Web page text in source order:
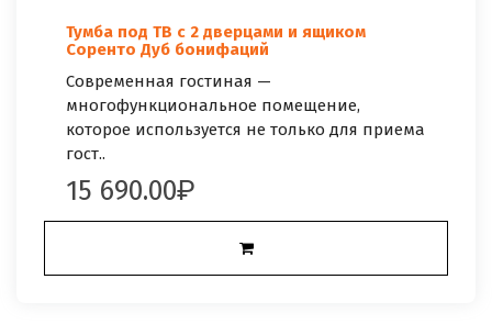
Тумба под ТВ с 2 дверцами и ящиком
Соренто Дуб бонифаций
Современная гостиная —
многофункциональное помещение,
которое используется не только для приема
гост..
15 690.00